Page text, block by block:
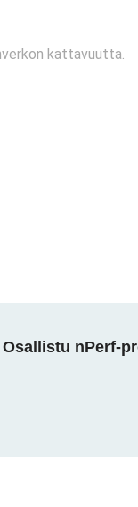
kattavuutta.
Osallistu nPerf-